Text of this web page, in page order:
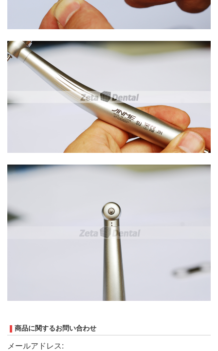
商品に関するお問い合わせ
メールアドレス: